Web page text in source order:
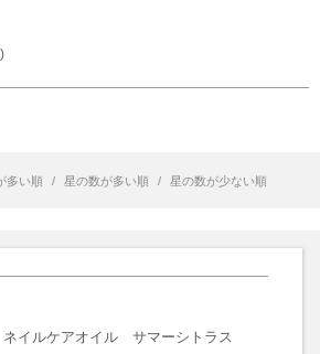
多い順 / 星の数が多い順 / 星の数が少ない順
ネイルケアオイル サマーシトラス